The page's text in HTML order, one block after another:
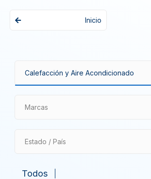
Inicio
Marcas
Estado / País
Todos